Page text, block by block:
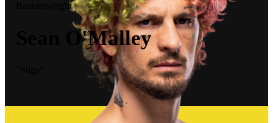
Bantamweight
Sean O'Malley